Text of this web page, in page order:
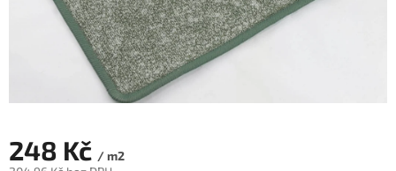
248 Kč / m2